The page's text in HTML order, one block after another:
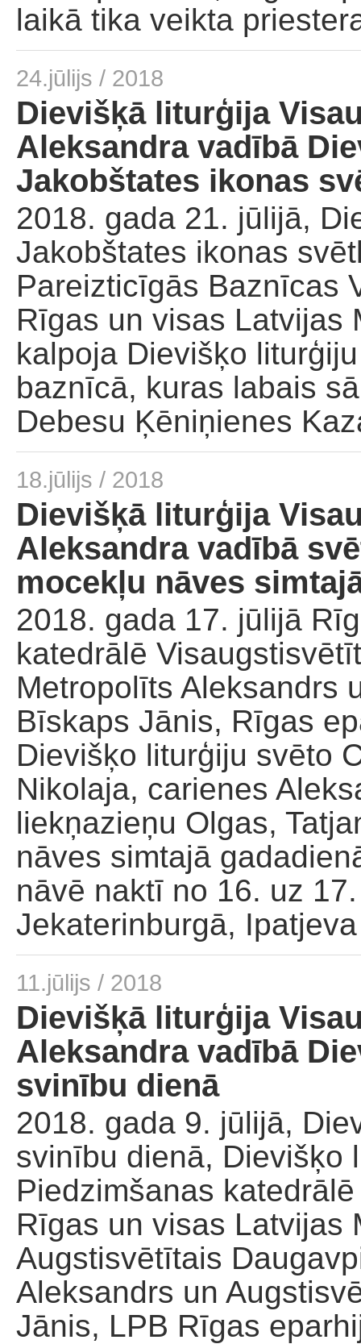
laikā tika veikta
24.jūlijs / 2018
Dievišķā liturģija
Aleksandra vadībā
Jakobštates ikonas
2018. gada 21. jūlijā,
Jakobštates ikonas
Pareizticīgās Baznīcas
Rīgas un visas Latvijas
kalpoja Dievišķo
baznīcā, kuras labais
Debesu Ķēniņienes
18.jūlijs / 2018
Dievišķā liturģija
Aleksandra vadībā
mocekļu nāves
2018. gada 17. jūlijā
katedrālē
Metropolīts Aleksandrs
Bīskaps Jānis, Rīgas
Dievišķo liturģiju svēto
Nikolaja, carienes
liekņazieņu Olgas,
nāves simtajā
nāvē naktī no 16. uz
Jekaterinburgā,
11.jūlijs / 2018
Dievišķā liturģija
Aleksandra vadībā
svinību dienā
2018. gada 9. jūlijā,
svinību dienā, Dievišķo
Piedzimšanas
Rīgas un visas Latvijas
Augstisvētītais
Aleksandrs un
Jānis, LPB Rīgas